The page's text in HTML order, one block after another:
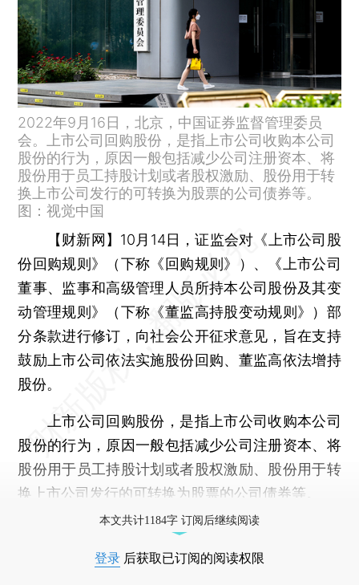
2022年9月16日，北京，中国证券监督管理委员
会。上市公司回购股份，是指上市公司收购本公司
股份的行为，原因一般包括减少公司注册资本、将
股份用于员工持股计划或者股权激励、股份用于转
换上市公司发行的可转换为股票的公司债券等。
图：视觉中国
【财新网】 10月14日，证监会对《上市公司股
份回购规则》（下称《回购规则》）、《上市公司
董事、监事和高级管理人员所持本公司股份及其变
动管理规则》（下称《董监高持股变动规则》）部
分条款进行修订，向社会公开征求意见，旨在支持
鼓励上市公司依法实施股份回购、董监高依法增持
股份。
上市公司回购股份，是指上市公司收购本公司
股份的行为，原因一般包括减少公司注册资本、将
股份用于员工持股计划或者股权激励、股份用于转
换上市公司发行的可转换为股票的公司债券等。
本文共计1184字 订阅后继续阅读
登录 后获取已订阅的阅读权限